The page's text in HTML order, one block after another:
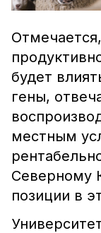
будет
гены,
местным
Северному
позиции в